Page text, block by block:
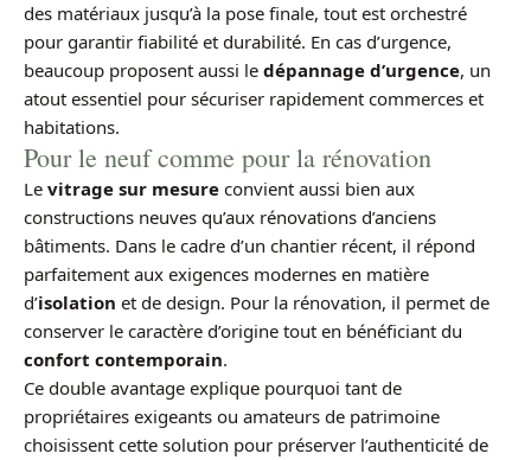
des matériaux jusqu’à la pose finale, tout est orchestré
pour garantir fiabilité et durabilité. En cas d’urgence,
beaucoup proposent aussi le dépannage d’urgence, un
atout essentiel pour sécuriser rapidement commerces et
habitations.
Pour le neuf comme pour la rénovation
Le vitrage sur mesure convient aussi bien aux
constructions neuves qu’aux rénovations d’anciens
bâtiments. Dans le cadre d’un chantier récent, il répond
parfaitement aux exigences modernes en matière
d’isolation et de design. Pour la rénovation, il permet de
conserver le caractère d’origine tout en bénéficiant du
confort contemporain.
Ce double avantage explique pourquoi tant de
propriétaires exigeants ou amateurs de patrimoine
choisissent cette solution pour préserver l’authenticité de